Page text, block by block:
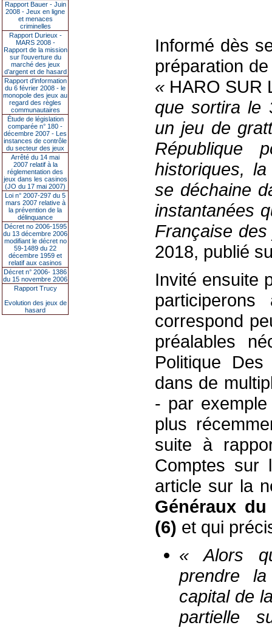
Rapport Bauer - Juin
2008 - Jeux en ligne
et menaces
criminelles
Rapport Durieux -
MARS 2008 -
Rapport de la mission
sur l’ouverture du
marché des jeux
d’argent et de hasard
Rapport d'information
du 6 février 2008 - le
monopole des jeux au
regard des règles
communautaires
Étude de législation
comparée n° 180 -
décembre 2007 - Les
instances de contrôle
du secteur des jeux
Arrêté du 14 mai
2007 relatif à la
réglementation des
jeux dans les casinos
(JO du 17 mai 2007)
Loi n° 2007-297 du 5
mars 2007 relative à
la prévention de la
délinquance
Décret no 2006-1595
du 13 décembre 2006
modifiant le décret no
59-1489 du 22
décembre 1959 et
relatif aux casinos
Décret n° 2006- 1386
du 15 novembre 2006
Rapport Trucy
Evolution des jeux de
hasard
Informé dès
préparation
« HARO SUR
que sortira le
un jeu de
République
historiques,
se déchaine
instantanées
Française
2018, publié
Invité ensuite
correspond
préalables
Politique
dans de
- par
plus
suite à
Comptes sur
article sur la
Généraux
(6) et qui
« Alors
prendre
capital de
partielle